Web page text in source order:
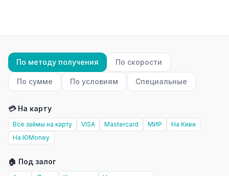
По методу получения По скорости
По сумме По условиям Специальные
💳 На карту
Все займы на карту VISA Mastercard МИР
На Киви
На ЮMoney
🏠 Под залог